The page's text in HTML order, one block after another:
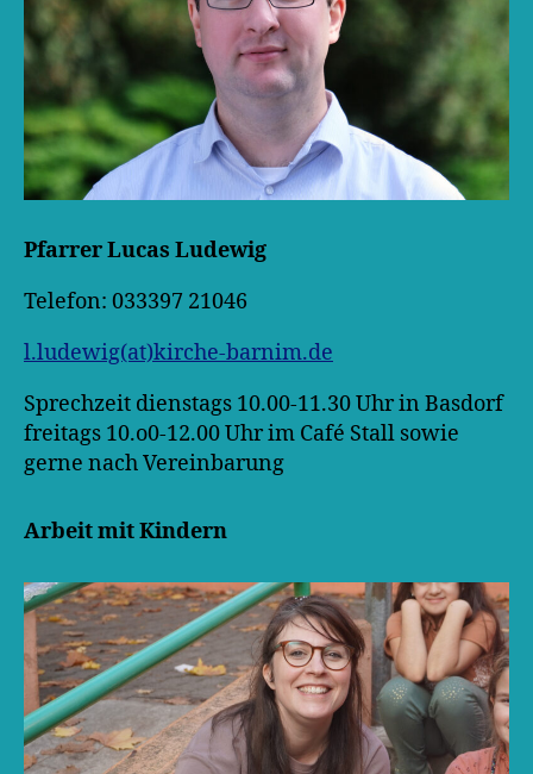
Pfarrer Lucas Ludewig
Telefon: 033397 21046
l.ludewig(at)kirche-barnim.de
Sprechzeit dienstags 10.00-11.30 Uhr in Basdorf
freitags 10.o0-12.00 Uhr im Café Stall sowie
gerne nach Vereinbarung
Arbeit mit Kindern